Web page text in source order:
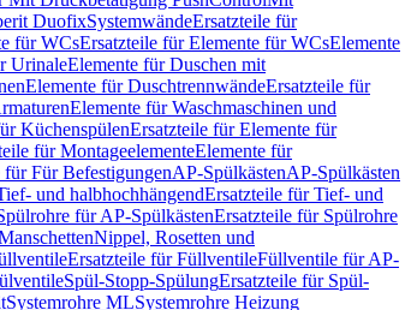
DuofixSystemwändeErsatzteile für
für WCsErsatzteile für Elemente für WCsElemente
UrinaleElemente für Duschen mit
Elemente für DuschtrennwändeErsatzteile für
Elemente für Waschmaschinen und
KüchenspülenErsatzteile für Elemente für
für MontageelementeElemente für
für Für BefestigungenAP-SpülkästenAP-Spülkästen
und halbhochhängendErsatzteile für Tief- und
für AP-SpülkästenErsatzteile für Spülrohre
Nippel, Rosetten und
Ersatzteile für FüllventileFüllventile für AP-
Spül-Stopp-SpülungErsatzteile für Spül-
Systemrohre MLSystemrohre Heizung